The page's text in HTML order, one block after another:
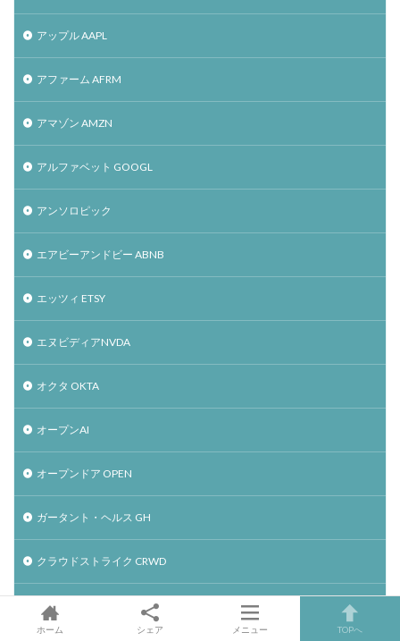
アップル AAPL
アファーム AFRM
アマゾン AMZN
アルファベット GOOGL
アンソロピック
エアビーアンドビー ABNB
エッツィ ETSY
エヌビディアNVDA
オクタ OKTA
オープンAI
オープンドア OPEN
ガータント・ヘルス GH
クラウドストライク CRWD
ショッピファイ SHOP
ホーム シェア メニュー TOPへ